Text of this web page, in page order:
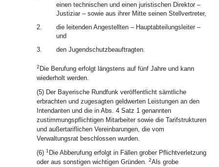
einen technischen und einen juristischen Direktor –
Justiziar – sowie aus ihrer Mitte seinen Stellvertreter,
2.
die leitenden Angestellten – Hauptabteilungsleiter –
und
3.
den Jugendschutzbeauftragten.
2 Die Berufung erfolgt längstens auf fünf Jahre und kann
wiederholt werden.
(5) Der Bayerische Rundfunk veröffentlicht sämtliche
erbrachten und zugesagten geldwerten Leistungen an den
Intendanten und die in Abs. 4 Satz 1 genannten
zustimmungspflichtigen Mitarbeiter sowie die Tarifstrukturen
und außertariflichen Vereinbarungen, die vom
Verwaltungsrat beschlossen wurden.
(6) 1 Die Abberufung erfolgt in Fällen grober Pflichtverletzung
oder aus sonstigen wichtigen Gründen. 2Als grobe